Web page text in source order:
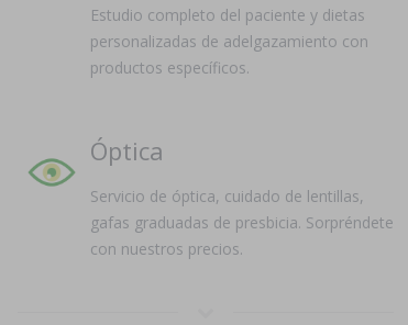
Estudio completo del paciente y dietas
personalizadas de adelgazamiento con
productos específicos.
Óptica
Servicio de óptica, cuidado de lentillas,
gafas graduadas de presbicia. Sorpréndete
con nuestros precios.